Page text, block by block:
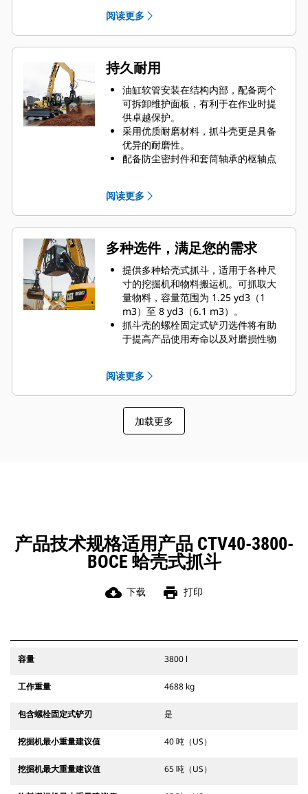
量。
Cat PL161 工装定位器是一款蓝牙设
备，可以帮您快速轻松地找到工装。
机器的车载蓝牙读取器或您手机上的
Cat 应用程序则可以帮助自动定位设
备。
借助 Cat Payload（适用于挖掘机）可
实现行驶中称重和无需回转即可得出
实时有效负载估计值，从而达到精确
的目标装载量并提高装载效率。
Cat 机器预设最适合抓斗的性能设置，
阅读更多
持久耐用
油缸软管安装在结构内部，配备两个
可拆卸维护面板，有利于在作业时提
供卓越保护。
采用优质耐磨材料，抓斗壳更是具备
优异的耐磨性。
配备防尘密封件和套筒轴承的枢轴点
缓冲抓斗壳打开时的作用力，能够承
受高达 5076 psi（35000 kPa）的液
压压力，并且可以减轻驾驶室振动，
使运行更加平稳。
标配两个起吊钩。它们安装在机具两
侧，帮助您将小型机器吊送至船舶的
货舱中，从而无需更换工装或机器即
可完成作业。
阅读更多
多种选件，满足您的需求
提供多种蛤壳式抓斗，适用于各种尺
寸的挖掘机和物料搬运机。可抓取大
量物料，容量范围为 1.25 yd3（1
m3）至 8 yd3（6.1 m3）。
抓斗壳的螺栓固定式铲刃选件将有助
于提高产品使用寿命以及对磨损性物
难的作业应用中提高对粘性物料的卸
载力。
阅读更多
加载更多
产品技术规格适用产品 CTV40-3800-
BOCE 蛤壳式抓斗
cloud_download 下载 print 打印
容量 3800 l
工作重量 4688 kg
包含螺栓固定式铲刃 是
挖掘机最小重量建议值 40 吨（US）
挖掘机最大重量建议值 65 吨（US）